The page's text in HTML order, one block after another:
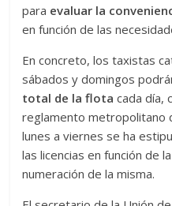
para evaluar la
en función de las
En concreto, los taxistas
sábados y domingos
total de la flota cada día,
reglamento metropolitano
lunes a viernes se ha
las licencias en función de
numeración de la misma.